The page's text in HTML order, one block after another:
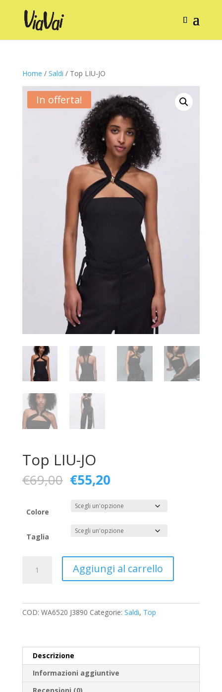
Home / Saldi / Top LIU-JO
In offerta!
Top LIU-JO
€69,00 Il
prezzo
originale
era:
€69,00.
€55,20Il
attuale
è:
€55,20.
Colore
Taglia
Aggiungi al carrello
COD: WA6520 J3890 Categorie: Saldi, Top
Descrizione
Informazioni aggiuntive